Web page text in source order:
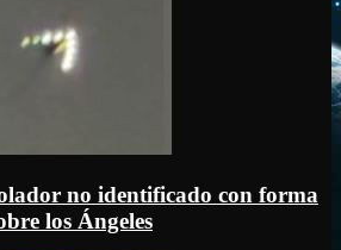
no identificado con forma
los Ángeles